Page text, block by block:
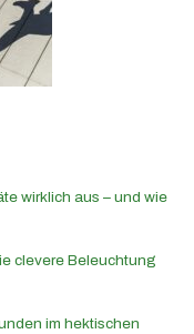
wirklich aus – und wie
clevere Beleuchtung
im hektischen